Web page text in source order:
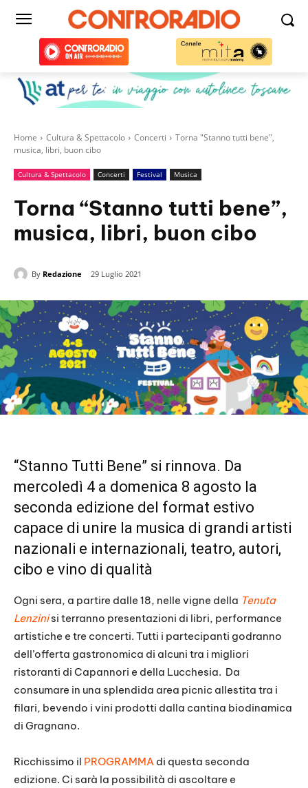
Home Cultura & Spettacolo Concerti
Torna "Stanno tutti bene",
musica, libri, buon cibo
Cultura & Spettacolo Concerti Festival Musica
Torna “Stanno tutti bene”,
musica, libri, buon cibo
By Redazione 29 Luglio 2021
“Stanno Tutti Bene” si rinnova. Da
mercoledì 4 a domenica 8 agosto la
seconda edizione del format estivo
capace di unire la musica di grandi artisti
nazionali e internazionali, teatro, autori,
cibo e vino di qualità
Ogni sera, a partire dalle 18, nelle vigne della Tenuta
Lenzini si terranno presentazioni di libri, performance
artistiche e tre concerti. Tutti i partecipanti godranno
dell’offerta gastronomica di alcuni tra i migliori
ristoranti di Capannori e della Lucchesia. Da
consumare in una splendida area picnic allestita tra i
filari, bevendo i vini prodotti dalla cantina biodinamica
di Gragnano.
Ricchissimo il PROGRAMMA di questa seconda
edizione. Ci sarà la possibilità di ascoltare e